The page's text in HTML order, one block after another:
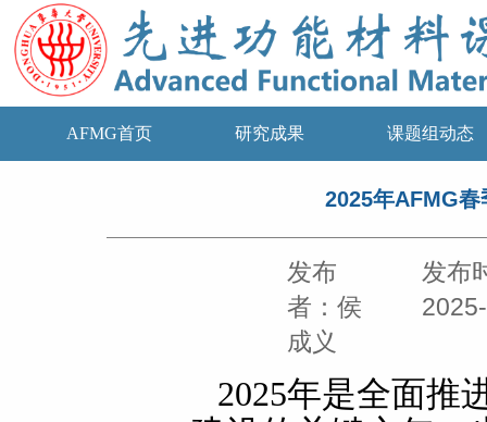
AFMG首页 研究成果 课题组动态
2025年AFMG
发布
者：侯
成义
发布
2025年是全面推